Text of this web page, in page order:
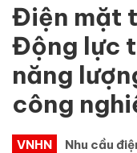
Điện mặt
Động lực
năng
công
VNHN
Nhu cầu